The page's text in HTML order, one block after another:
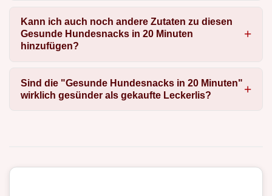
Kann ich auch noch andere Zutaten zu diesen
Gesunde Hundesnacks in 20 Minuten
hinzufügen?
Sind die "Gesunde Hundesnacks in 20 Minuten"
wirklich gesünder als gekaufte Leckerlis?